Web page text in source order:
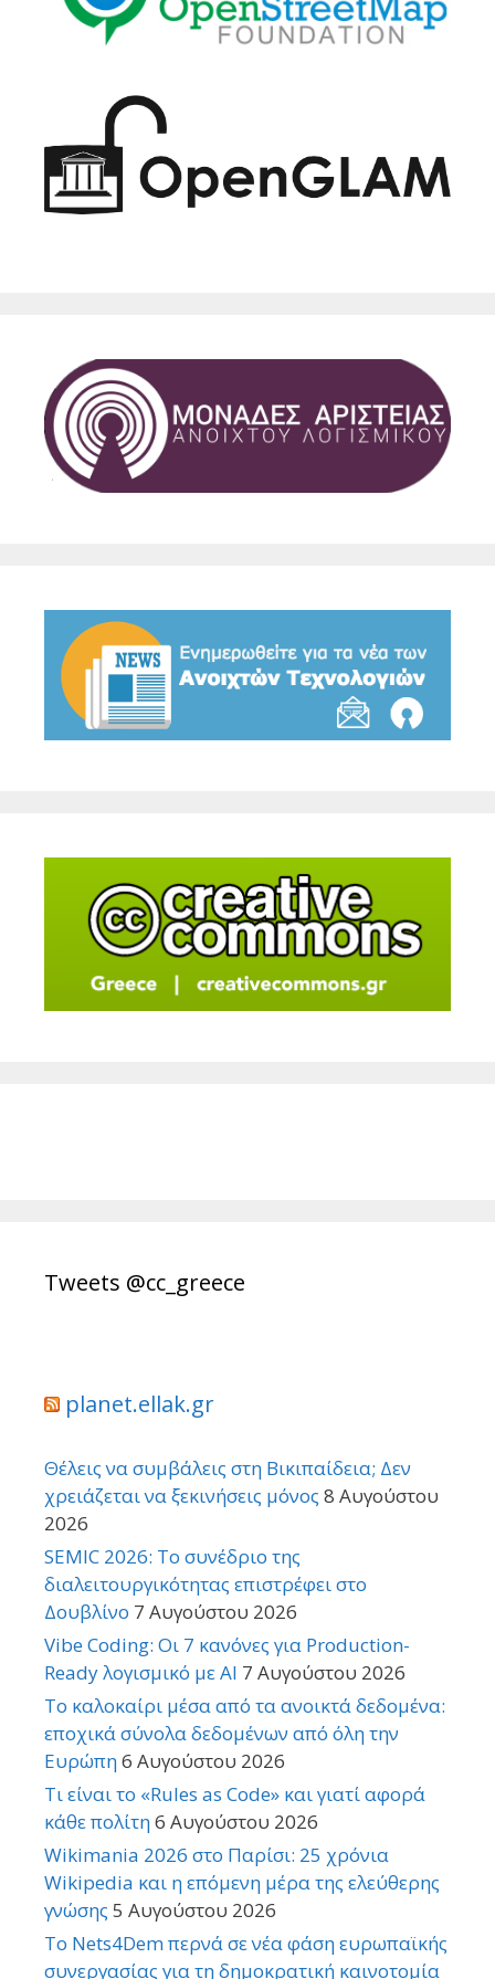
Tweets @cc_greece
planet.ellak.gr
Θέλεις να συμβάλεις στη Βικιπαίδεια; Δεν
χρειάζεται να ξεκινήσεις μόνος 8 Αυγούστου
2026
SEMIC 2026: Το συνέδριο της
διαλειτουργικότητας επιστρέφει στο
Δουβλίνο 7 Αυγούστου 2026
Vibe Coding: Οι 7 κανόνες για Production-
Ready λογισμικό με AI 7 Αυγούστου 2026
Το καλοκαίρι μέσα από τα ανοικτά δεδομένα:
εποχικά σύνολα δεδομένων από όλη την
Ευρώπη6 Αυγούστου 2026
Τι είναι το «Rules as Code» και γιατί αφορά
κάθε πολίτη6 Αυγούστου 2026
Wikimania 2026 στο Παρίσι: 25 χρόνια
Wikipedia και η επόμενη μέρα της ελεύθερης
γνώσης 5 Αυγούστου 2026
Το Nets4Dem περνά σε νέα φάση ευρωπαϊκής
συνεργασίας για τη δημοκρατική καινοτομία